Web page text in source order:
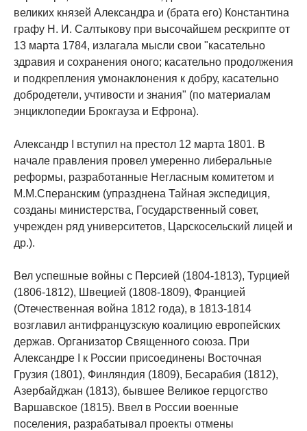
великих князей Александра и (брата его) Константина
графу Н. И. Салтыкову при высочайшем рескрипте от
13 марта 1784, излагала мысли свои "касательно
здравия и сохранения оного; касательно продолжения
и подкрепления умонаклонения к добру, касательно
добродетели, учтивости и знания" (по материалам
энциклопедии Брокгауза и Ефрона).
Александр I вступил на престол 12 марта 1801. В
начале правления провел умеренно либеральные
реформы, разработанные Негласным комитетом и
М.М.Сперанским (упразднена Тайная экспедиция,
созданы министерства, Государственный совет,
учрежден ряд университетов, Царскосельский лицей и
др.).
Вел успешные войны с Персией (1804-1813), Турцией
(1806-1812), Швецией (1808-1809), Францией
(Отечественная война 1812 года), в 1813-1814
возглавил антифранцузскую коалицию европейских
держав. Организатор Священного союза. При
Aлександре I к России присоединены Восточная
Грузия (1801), Финляндия (1809), Бесарабия (1812),
Азербайджан (1813), бывшее Великое герцогство
Варшавское (1815). Ввел в России военные
поселения, разрабатывал проекты отмены